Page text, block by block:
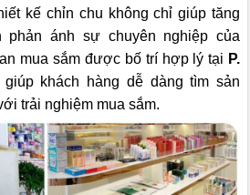
kế chỉn chu không chỉ giúp tăng
phản ánh sự chuyên nghiệp của
mua sắm được bố trí hợp lý tại P.
giúp khách hàng dễ dàng tìm sản
trải nghiệm mua sắm.